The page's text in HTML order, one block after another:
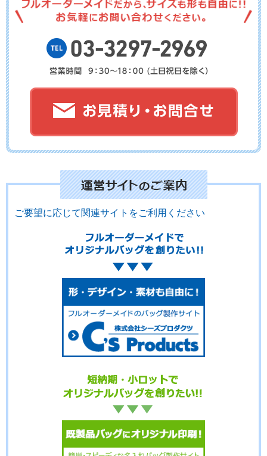
ご要望に応じて関連サイトをご利用ください